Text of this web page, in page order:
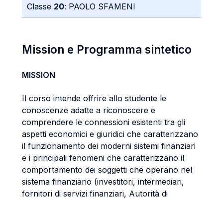
Classe 20: PAOLO SFAMENI
Mission e Programma sintetico
MISSION
Il corso intende offrire allo studente le
conoscenze adatte a riconoscere e
comprendere le connessioni esistenti tra gli
aspetti economici e giuridici che caratterizzano
il funzionamento dei moderni sistemi finanziari
e i principali fenomeni che caratterizzano il
comportamento dei soggetti che operano nel
sistema finanziario (investitori, intermediari,
fornitori di servizi finanziari, Autorità di